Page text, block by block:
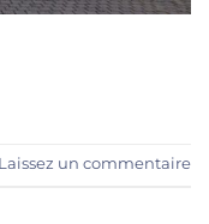
Laissez un commentaire